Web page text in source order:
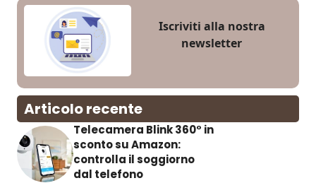
Iscriviti alla nostra
newsletter
Articolo recente
Telecamera Blink 360° in
sconto su Amazon:
controlla il soggiorno
dal telefono